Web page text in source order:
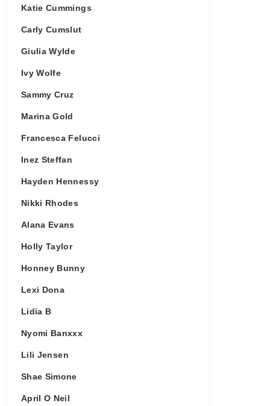
Katie Cummings
Carly Cumslut
Giulia Wylde
Ivy Wolfe
Sammy Cruz
Marina Gold
Francesca Felucci
Inez Steffan
Hayden Hennessy
Nikki Rhodes
Alana Evans
Holly Taylor
Honney Bunny
Lexi Dona
Lidia B
Nyomi Banxxx
Lili Jensen
Shae Simone
April O Neil